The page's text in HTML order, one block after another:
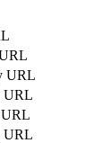
URL
URL
URL
URL